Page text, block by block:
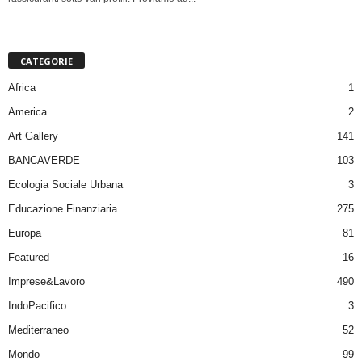
CATEGORIE
Africa
1
America
2
Art Gallery
141
BANCAVERDE
103
Ecologia Sociale Urbana
3
Educazione Finanziaria
275
Europa
81
Featured
16
Imprese&Lavoro
490
IndoPacifico
3
Mediterraneo
52
Mondo
99